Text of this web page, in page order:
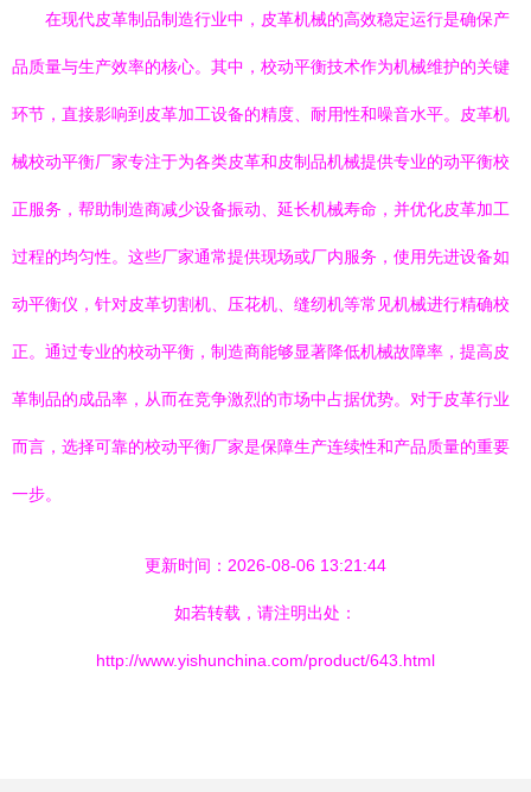
在现代皮革制品制造行业中，皮革机械的高效稳定运行是确保产
品质量与生产效率的核心。其中，校动平衡技术作为机械维护的关键
环节，直接影响到皮革加工设备的精度、耐用性和噪音水平。皮革机
械校动平衡厂家专注于为各类皮革和皮制品机械提供专业的动平衡校
正服务，帮助制造商减少设备振动、延长机械寿命，并优化皮革加工
过程的均匀性。这些厂家通常提供现场或厂内服务，使用先进设备如
动平衡仪，针对皮革切割机、压花机、缝纫机等常见机械进行精确校
正。通过专业的校动平衡，制造商能够显著降低机械故障率，提高皮
革制品的成品率，从而在竞争激烈的市场中占据优势。对于皮革行业
而言，选择可靠的校动平衡厂家是保障生产连续性和产品质量的重要
一步。
更新时间：2026-08-06 13:21:44
如若转载，请注明出处：
http://www.yishunchina.com/product/643.html